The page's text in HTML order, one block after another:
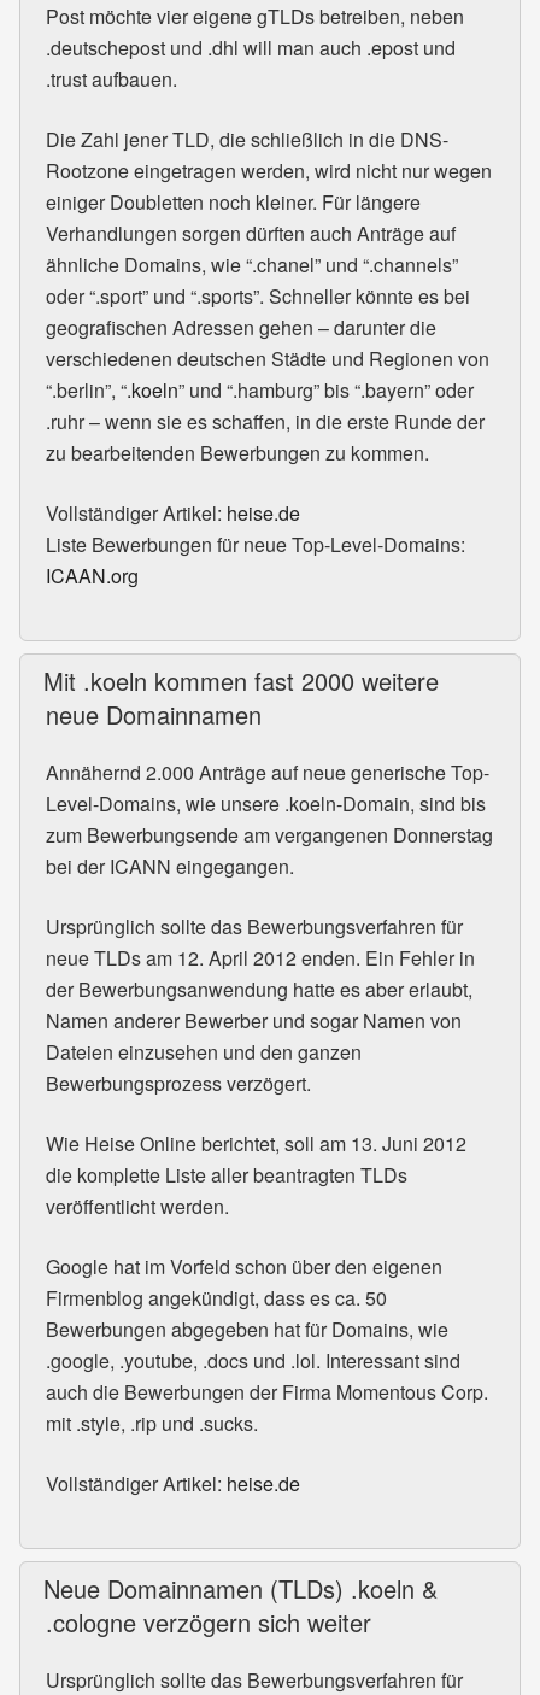
Post möchte vier eigene gTLDs betreiben, neben
.deutschepost und .dhl will man auch .epost und
.trust aufbauen.
Die Zahl jener TLD, die schließlich in die DNS-
Rootzone eingetragen werden, wird nicht nur wegen
einiger Doubletten noch kleiner. Für längere
Verhandlungen sorgen dürften auch Anträge auf
ähnliche Domains, wie “.chanel” und “.channels”
oder “.sport” und “.sports”. Schneller könnte es bei
geografischen Adressen gehen – darunter die
verschiedenen deutschen Städte und Regionen von
“.berlin”, “.koeln” und “.hamburg” bis “.bayern” oder
.ruhr – wenn sie es schaffen, in die erste Runde der
zu bearbeitenden Bewerbungen zu kommen.
Vollständiger Artikel: heise.de
Liste Bewerbungen für neue Top-Level-Domains:
ICAAN.org
Mit .koeln kommen fast 2000 weitere
neue Domainnamen
Annähernd 2.000 Anträge auf neue generische Top-
Level-Domains, wie unsere .koeln-Domain, sind bis
zum Bewerbungsende am vergangenen Donnerstag
bei der ICANN eingegangen.
Ursprünglich sollte das Bewerbungsverfahren für
neue TLDs am 12. April 2012 enden. Ein Fehler in
der Bewerbungsanwendung hatte es aber erlaubt,
Namen anderer Bewerber und sogar Namen von
Dateien einzusehen und den ganzen
Bewerbungsprozess verzögert.
Wie Heise Online berichtet, soll am 13. Juni 2012
die komplette Liste aller beantragten TLDs
veröffentlicht werden.
Google hat im Vorfeld schon über den eigenen
Firmenblog angekündigt, dass es ca. 50
Bewerbungen abgegeben hat für Domains, wie
.google, .youtube, .docs und .lol. Interessant sind
auch die Bewerbungen der Firma Momentous Corp.
mit .style, .rip und .sucks.
Vollständiger Artikel: heise.de
Neue Domainnamen (TLDs) .koeln &
.cologne verzögern sich weiter
Ursprünglich sollte das Bewerbungsverfahren für